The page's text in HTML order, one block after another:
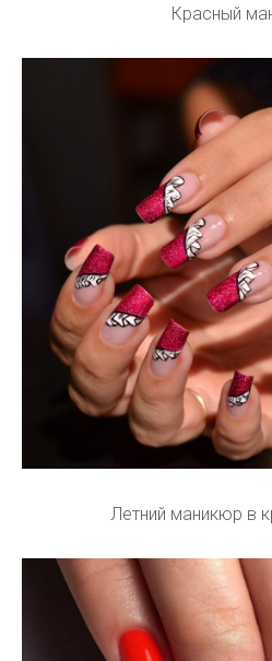
Красный
Летний маникюр в